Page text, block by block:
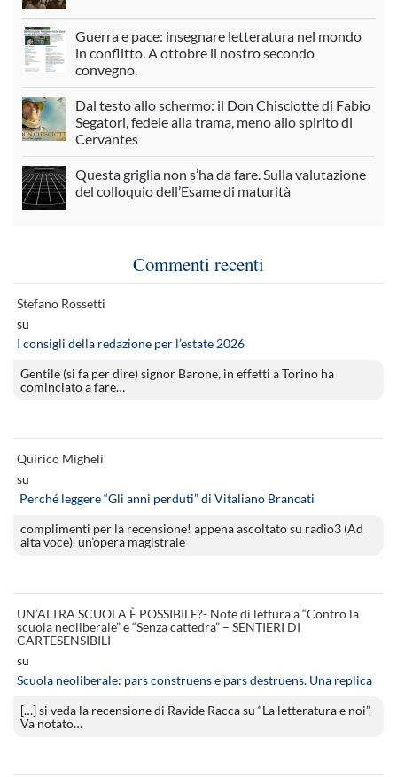
Guerra e pace: insegnare letteratura nel mondo
in conflitto. A ottobre il nostro secondo
convegno.
Dal testo allo schermo: il Don Chisciotte di Fabio
Segatori, fedele alla trama, meno allo spirito di
Cervantes
Questa griglia non s’ha da fare. Sulla valutazione
del colloquio dell’Esame di maturità
Commenti recenti
Stefano Rossetti
su
I consigli della redazione per l’estate 2026
Gentile (si fa per dire) signor Barone, in effetti a Torino ha
cominciato a fare…
Quirico Migheli
su
Perché leggere “Gli anni perduti” di Vitaliano Brancati
complimenti per la recensione! appena ascoltato su radio3 (Ad
alta voce). un’opera magistrale
UN’ALTRA SCUOLA È POSSIBILE?- Note di lettura a “Contro la
scuola neoliberale” e “Senza cattedra” – SENTIERI DI
CARTESENSIBILI
su
Scuola neoliberale: pars construens e pars destruens. Una replica
[…] si veda la recensione di Ravide Racca su “La letteratura e noi”.
Va notato…